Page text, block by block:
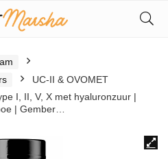
UC-II & OVOMET
I, II, V, X met hyaluronzuur |
| Gember…